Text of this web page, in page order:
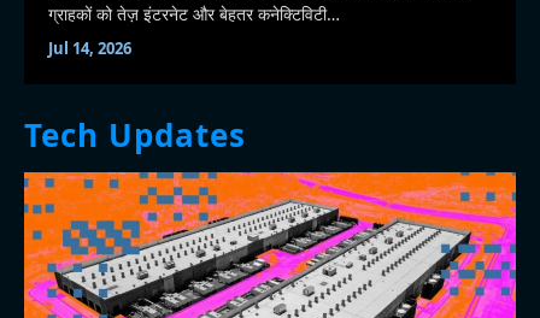
ग्राहकों को तेज़ इंटरनेट और बेहतर कनेक्टिविटी…
Jul 14, 2026
Tech Updates